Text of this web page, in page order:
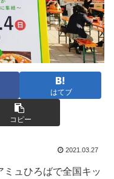
はてブ
コピー
2021.03.27
ュひろばで全国キッ